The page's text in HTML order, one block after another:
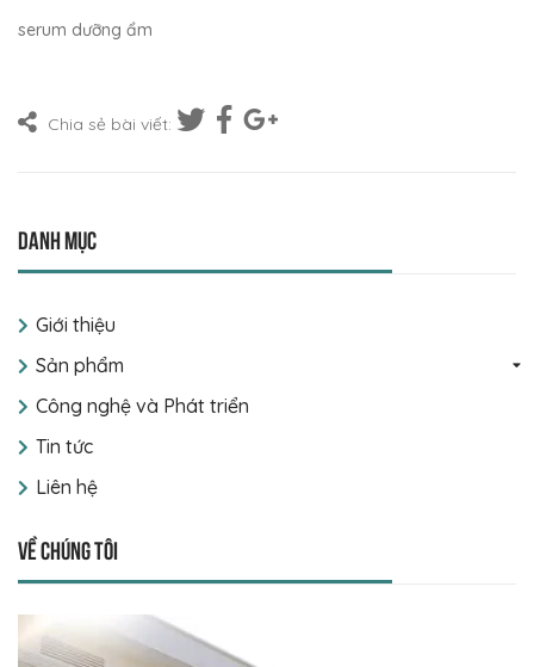
serum dưỡng ẩm
Chia sẻ bài viết:
Danh mục
Giới thiệu
Sản phẩm
Công nghệ và Phát triển
Tin tức
Liên hệ
Về chúng tôi